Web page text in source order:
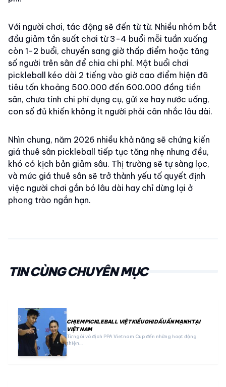
Với người chơi, tác động sẽ đến từ từ. Nhiều nhóm bắt
đầu giảm tần suất chơi từ 3-4 buổi mỗi tuần xuống
còn 1-2 buổi, chuyển sang giờ thấp điểm hoặc tăng
số người trên sân để chia chi phí. Một buổi chơi
pickleball kéo dài 2 tiếng vào giờ cao điểm hiện đã
tiêu tốn khoảng 500.000 đến 600.000 đồng tiền
sân, chưa tính chi phí dụng cụ, gửi xe hay nước uống,
con số đủ khiến không ít người phải cân nhắc lâu dài.
Nhìn chung, năm 2026 nhiều khả năng sẽ chứng kiến
giá thuê sân pickleball tiếp tục tăng nhẹ nhưng đều,
khó có kịch bản giảm sâu. Thị trường sẽ tự sàng lọc,
và mức giá thuê sân sẽ trở thành yếu tố quyết định
việc người chơi gắn bó lâu dài hay chỉ dừng lại ở
phong trào ngắn hạn.
TIN CÙNG CHUYÊN MỤC
CHỊ EM PICKLEBALL VIỆT KIỀU GHI DẤU ẤN MẠNH TẠI
VIỆT NAM
Từ ngôi vô địch PPA Vietnam Cup đến những hoạt động
thiện…